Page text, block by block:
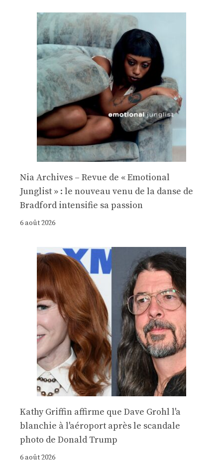
Nia Archives – Revue de « Emotional
Junglist » : le nouveau venu de la danse de
Bradford intensifie sa passion
6 août 2026
Kathy Griffin affirme que Dave Grohl l'a
blanchie à l'aéroport après le scandale
photo de Donald Trump
6 août 2026